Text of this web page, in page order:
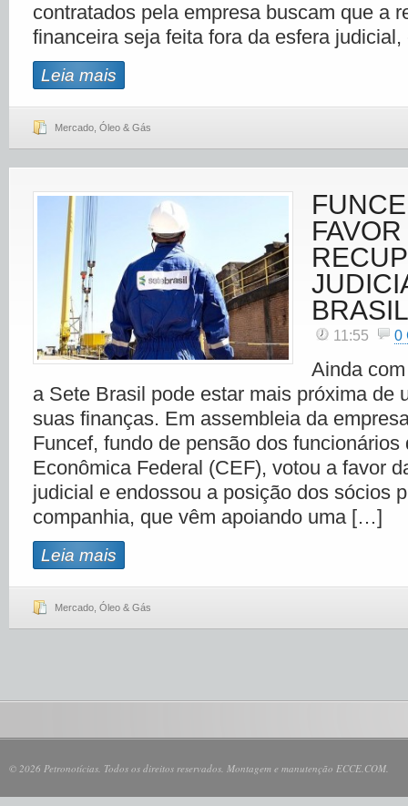
contratados pela empresa buscam que a
financeira seja feita fora da esfera
Leia mais
Mercado Óleo & Gás
BRASIL
11:55 0
Ainda
a Sete Brasil pode estar mais próxima de
suas finanças. Em assembleia da
Funcef, fundo de pensão dos funcionários
Econômica Federal (CEF), votou a favor
judicial e endossou a posição dos sócios
companhia, que vêm apoiando uma […]
Leia mais
Mercado Óleo & Gás
© 2026 Petronotícias. Todos os direitos reservados. Montagem e manutenção ECCE.COM.